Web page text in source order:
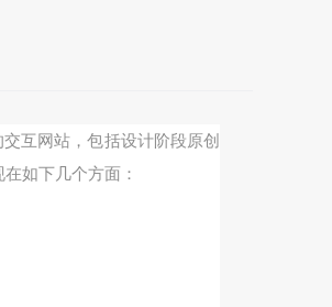
互网站，包括设计阶段原创
如下几个方面：